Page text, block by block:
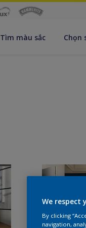
Tìm màu sắc Chọn
We respect
By clicking
navigation,